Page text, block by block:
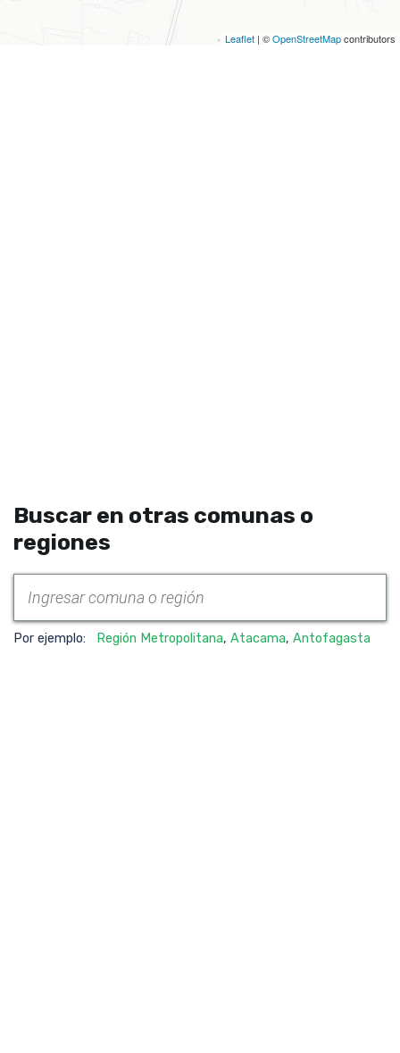
Leaflet | ©OpenStreetMapcontributors
Buscar en otras comunas o
regiones
Por ejemplo: Región Metropolitana, Atacama, Antofagasta